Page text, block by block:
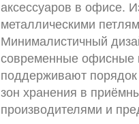
аксессуаров в офисе.
металлическими
Минималистичный
современные офисные
поддерживают
зон хранения в
производителями и